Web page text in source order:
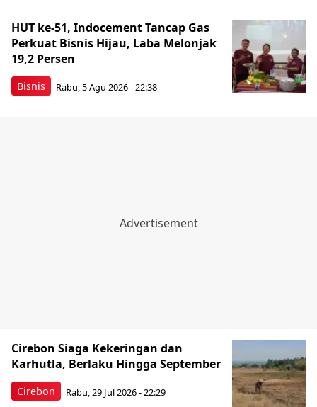
Bisnis
HUT ke-51, Indocement Tancap Gas
Perkuat Bisnis Hijau, Laba Melonjak
19,2 Persen
Rabu, 5 Agu 2026 - 22:38
Cirebon
Cirebon Siaga Kekeringan dan
Karhutla, Berlaku Hingga September
Rabu, 29 Jul 2026 - 22:29